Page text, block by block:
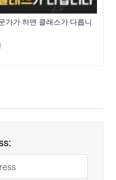
가가 하면 클래스가 다릅니